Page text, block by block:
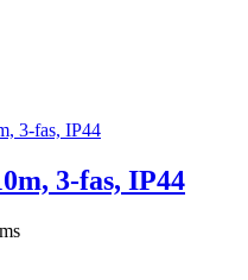
3-fas, IP44